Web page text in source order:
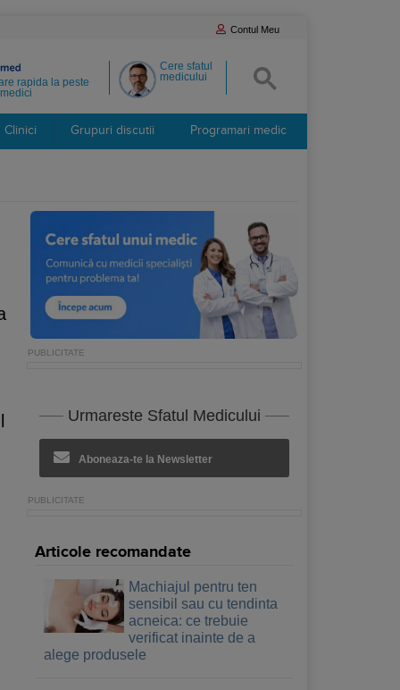
Contul Meu
Cere sfatul
medicului
rapida la peste
Clinici Grupuri discutii Programari medic
Urmareste Sfatul Medicului
Aboneaza-te la Newsletter
Articole recomandate
Machiajul pentru ten
sensibil sau cu tendinta
acneica: ce trebuie
verificat inainte de a
alege produsele